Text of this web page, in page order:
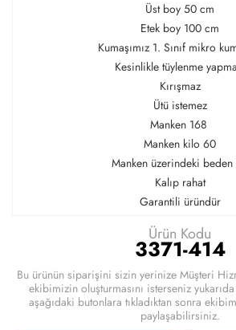
Üst boy 50 cm
Etek boy 100 cm
Kumaşımız 1. Sınıf mikro
Kesinlikle tüylenme
Kırışmaz
Ütü istemez
Manken 168
Manken kilo 60
Manken üzerindeki
Kalıp rahat
Garantili üründür
Ürün Kodu
3371-414
Bu ürünün siparişini sizin yerinize Müşteri
ekibimizin oluşturmasını isterseniz
aşağıdaki butonlara tıkladıktan sonra
paylaşabilirsiniz.